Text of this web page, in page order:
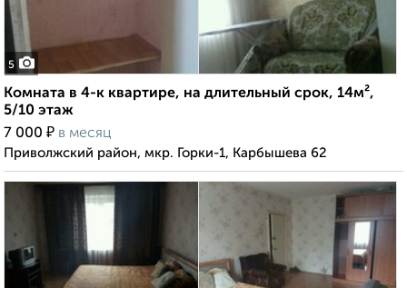
5
Комната в 4-к квартире, на длительный срок, 14м²,
5/10 этаж
7 000 ₽ в месяц
Приволжский район, мкр. Горки-1, Карбышева 62